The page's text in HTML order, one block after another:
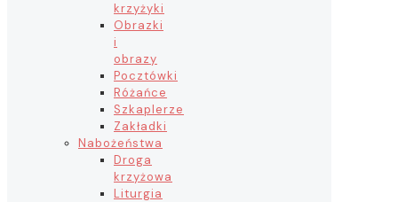
krzyżyki
Obrazki
i
obrazy
Pocztówki
Różańce
Szkaplerze
Zakładki
Nabożeństwa
Droga
krzyżowa
Liturgia